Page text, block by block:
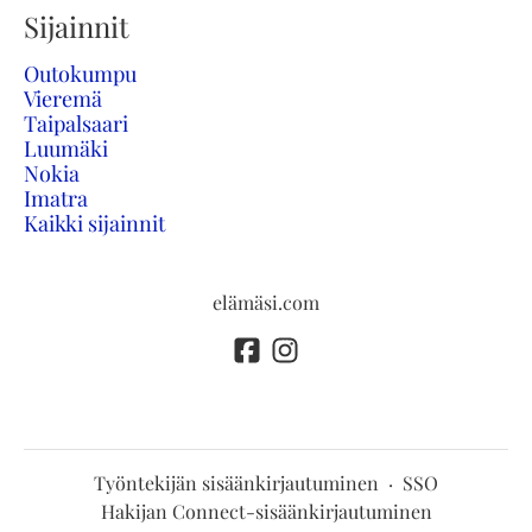
Sijainnit
Outokumpu
Vieremä
Taipalsaari
Luumäki
Nokia
Imatra
Kaikki sijainnit
elämäsi.com
Työntekijän sisäänkirjautuminen · SSO
Hakijan Connect-sisäänkirjautuminen